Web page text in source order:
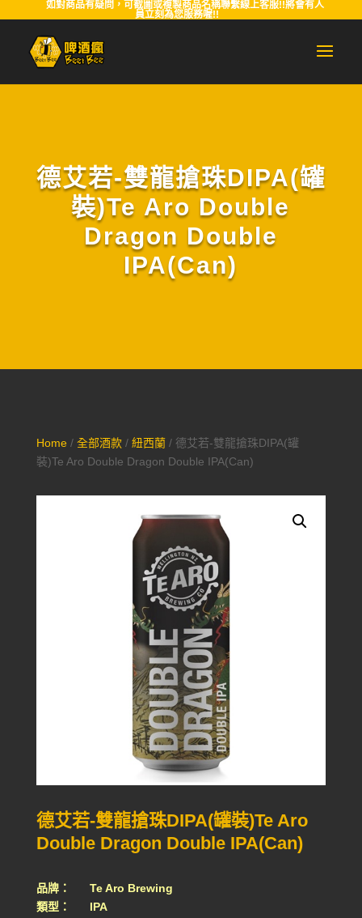
如對商品有疑問，可截圖或複製商品名稱聯繫線上客服!!將會有人
員立刻為您服務喔!!
德艾若-雙龍搶珠DIPA(罐
裝)Te Aro Double
Dragon Double
IPA(Can)
Home/ 全部酒款/ 紐西蘭/ 德艾若-雙龍搶珠DIPA(罐
裝)Te Aro Double Dragon Double IPA(Can)
德艾若-雙龍搶珠DIPA(罐裝)Te Aro
Double Dragon Double IPA(Can)
品牌： Te Aro Brewing
類型： IPA